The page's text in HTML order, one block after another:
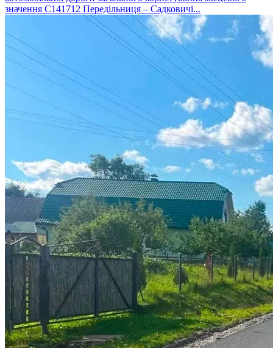
значення С141712 Передільниця – Садковичі...